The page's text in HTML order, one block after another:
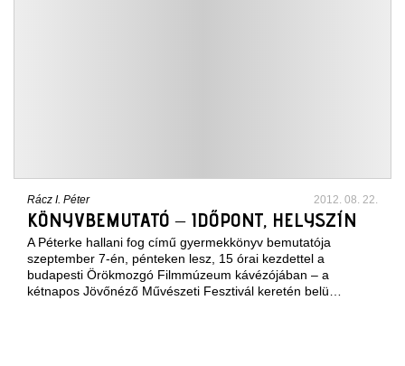
Rácz I. Péter 2012. 08. 22.
KÖNYVBEMUTATÓ – IDŐPONT, HELYSZÍN
A Péterke hallani fog című gyermekkönyv bemutatója
szeptember 7-én, pénteken lesz, 15 órai kezdettel a
budapesti Örökmozgó Filmmúzeum kávézójában – a
kétnapos Jövőnéző Művészeti Fesztivál keretén belü…